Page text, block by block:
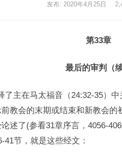
发布: 2020年4月25日
第33章
最后的审判（
了主在马太福音（24:32-35）
教会的末期或结束和新教会
述了(参看31章序言，4056-
节，就是这些经文：